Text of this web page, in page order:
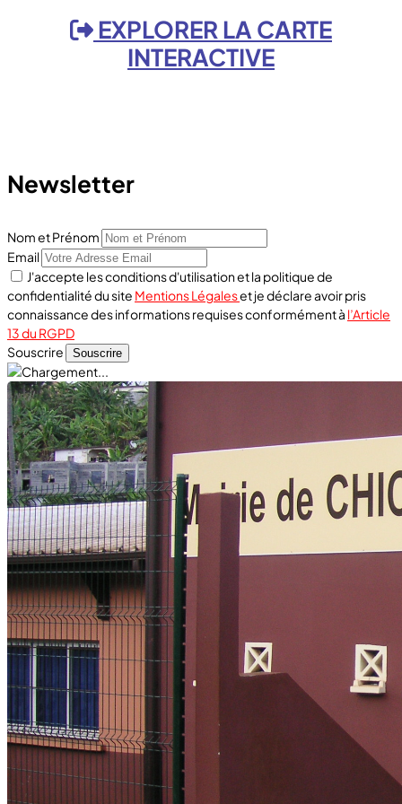
EXPLORER LA CARTE
INTERACTIVE
Newsletter
Nom et Prénom
Email
J'accepte les conditions d'utilisation et la politique de
confidentialité du site Mentions Légaleset je déclare avoir pris
connaissance des informations requises conformément à l’Article
13 du RGPD
Souscrire